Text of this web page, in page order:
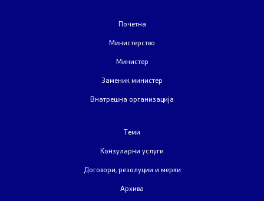
Kонтрола за извоз на стоки и технологии со двојна
Информации од јавен карактер
Почетна
Министерство
Министер
Заменик министер
Внатрешна организација
Теми
Конзуларни услуги
Договори, резолуции и мерки
Архива